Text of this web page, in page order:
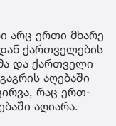
არც ერთი მხარე
ქართველების
და ქართველი
აღებაში
რაც ერთ-
აღიარა.